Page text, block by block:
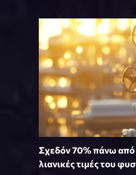
Σχεδόν 70% πάνω από
λιανικές τιμές του